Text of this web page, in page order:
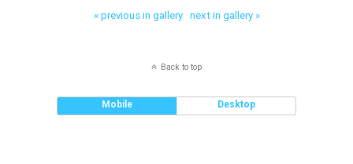
« previous in gallery next in gallery »
Back to top
Mobile Desktop